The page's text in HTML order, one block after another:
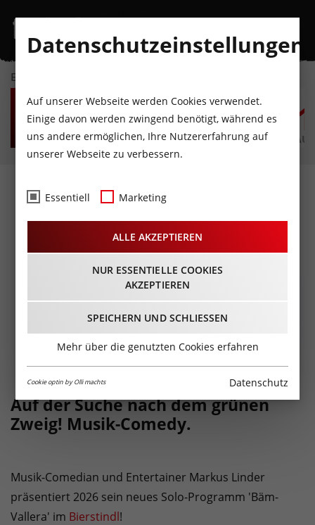
EVENTKALENDER
FR
7
AUGUST
SA
8
AUGUST
SO
9
AUGUST
MO
10
AUGUST
DI
11
AUGUST
Markus Linder - "Bäm-
Vallera"
21.10.2026 - Beginn 19:30 Uhr
Auf der Suche nach dem grünen
Zweig! Musik-Comedy.
Musik-Comedian und Entertainer Markus Linder
präsentiert 2026 sein neues Solo-Programm 'Bäm-
Vallera' im Bierstindl!
Datenschutzeinstellungen
Auf unserer Webseite werden Cookies verwendet.
Einige davon werden zwingend benötigt, während es
uns andere ermöglichen, Ihre Nutzererfahrung auf
unserer Webseite zu verbessern.
Essentiell Marketing
ALLE AKZEPTIEREN
NUR ESSENTIELLE COOKIES
AKZEPTIEREN
SPEICHERN UND SCHLIESSEN
Mehr über die genutzten Cookies erfahren
Cookie optin by Olli machts Datenschutz